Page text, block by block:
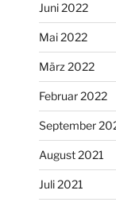
Juni 2022
Mai 2022
März 2022
Februar 2022
September
August 2021
Juli 2021